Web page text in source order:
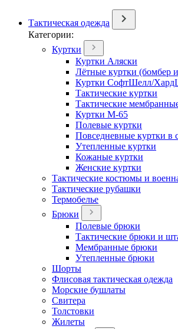
Тактическая одежда
Категории:
Куртки
Куртки Аляски
Лётные куртки (бомбер
Куртки СофтШелл/
Тактические куртки
Тактические
Куртки М-65
Полевые куртки
Повседневные куртки в
Утепленные куртки
Кожаные куртки
Женские куртки
Тактические костюмы и
Тактические рубашки
Термобелье
Брюки
Полевые брюки
Тактические брюки и
Мембранные брюки
Утепленные брюки
Шорты
Флисовая тактическая одежда
Морские бушлаты
Свитера
Толстовки
Жилеты